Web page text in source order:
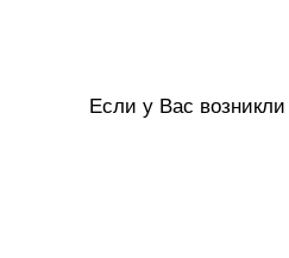
Если у Вас